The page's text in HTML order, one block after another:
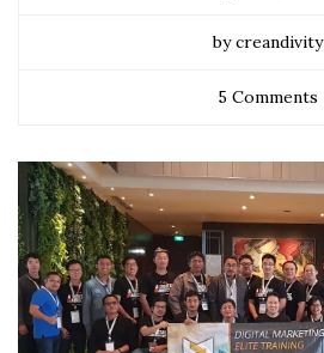
by creandivity
5 Comments